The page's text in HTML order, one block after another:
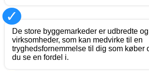
✓
De store byggemarkeder er udbredte
virksomheder, som kan medvirke til en
tryghedsfornemmelse til dig som køber
du se en fordel i.